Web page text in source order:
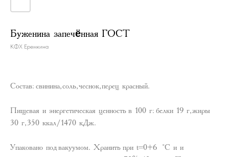
Буженина запечённая ГОСТ
КФХ Еремкина
Состав: свинина, соль, чеснок, перец красный.
Пищевая и энергетическая ценность в 100 г: белки 19 г, жиры
30 г, 350 ккал/1470 кДж.
Упаковано под вакуумом. Хранить при t=0+6 °С и и